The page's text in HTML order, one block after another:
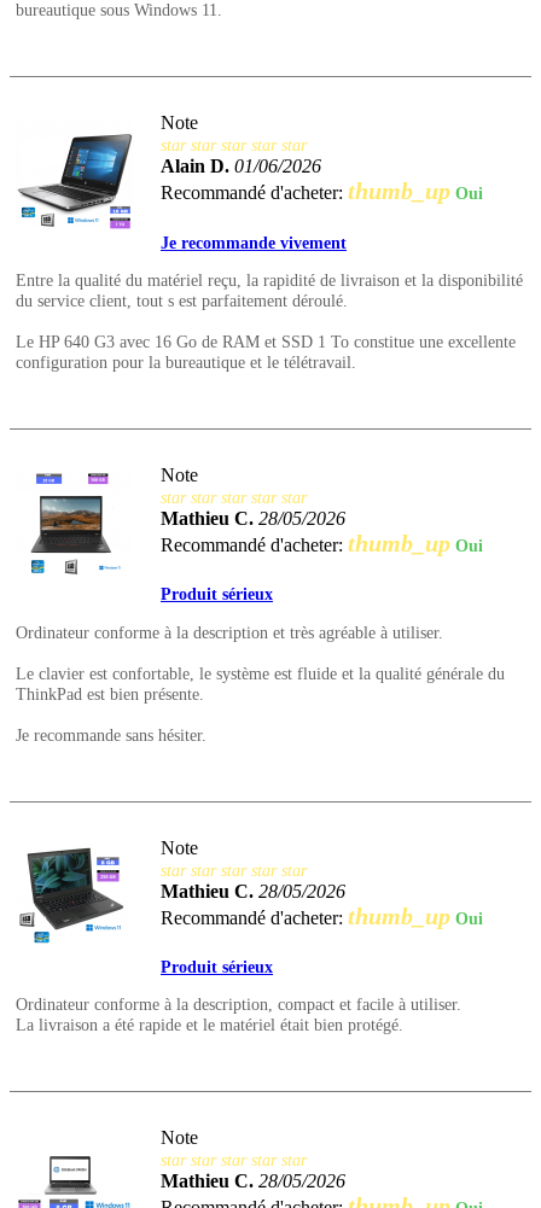
bureautique sous Windows 11.
Note
star star star star star
Alain D. 01/06/2026
Recommandé d'acheter: thumb_up Oui
Je recommande vivement
Entre la qualité du matériel reçu, la rapidité de livraison et la disponibilité
du service client, tout s est parfaitement déroulé.
Le HP 640 G3 avec 16 Go de RAM et SSD 1 To constitue une excellente
configuration pour la bureautique et le télétravail.
Note
star star star star star
Mathieu C. 28/05/2026
Recommandé d'acheter: thumb_up Oui
Produit sérieux
Ordinateur conforme à la description et très agréable à utiliser.
Le clavier est confortable, le système est fluide et la qualité générale du
ThinkPad est bien présente.
Je recommande sans hésiter.
Note
star star star star star
Mathieu C. 28/05/2026
Recommandé d'acheter: thumb_up Oui
Produit sérieux
Ordinateur conforme à la description, compact et facile à utiliser.
La livraison a été rapide et le matériel était bien protégé.
Note
star star star star star
Mathieu C. 28/05/2026